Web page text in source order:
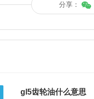
分享：
gl5齿轮油什么意思